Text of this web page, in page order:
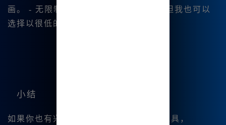
画。 - 无限制使用
：虽然有免费额.度，但我也可以
选择以很低的成本享受更多的使用权限。
小结
如果你也有兴趣尝试高效的中👍文绘画工具，